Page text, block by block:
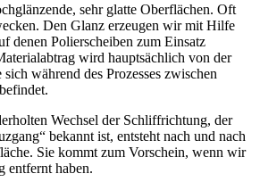
sehr glatte Oberflächen. Oft
Den Glanz erzeugen wir mit Hilfe
denen Polierscheiben zum Einsatz
wird hauptsächlich von der
während des Prozesses zwischen
Wechsel der Schliffrichtung, der
bekannt ist, entsteht nach und nach
Sie kommt zum Vorschein, wenn wir
entfernt haben.